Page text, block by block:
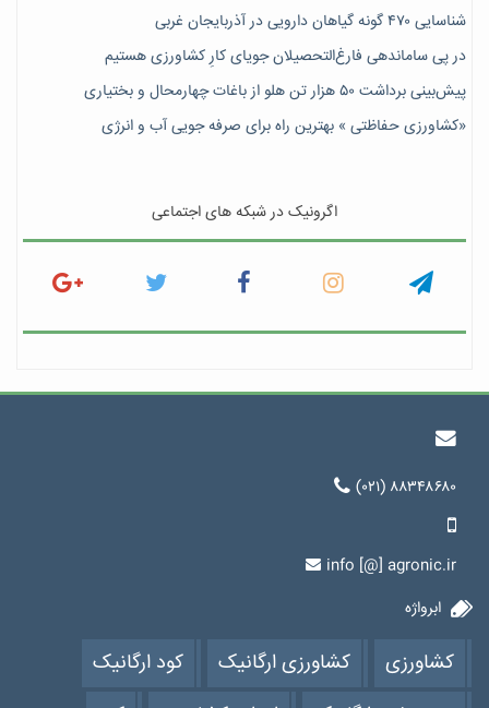
شناسایی ۴۷٠ گونه گیاهان دارویی در آذربایجان غربی
در پی ساماندهی فارغ‌التحصیلان جویای کارِ کشاورزی هستیم
پیش‎‌بینی برداشت ۵۰ هزار تن هلو از باغات چهارمحال و بختیاری
«کشاورزی حفاظتی » بهترین راه برای صرفه جویی آب و انرژی
اگرونیک در شبکه های اجتماعی
(۰۲۱) ۸۸۳۴۸۶۸۰
info [@] agronic.ir
ابرواژه
کشاورزی کشاورزی ارگانیک
کود ارگانیک